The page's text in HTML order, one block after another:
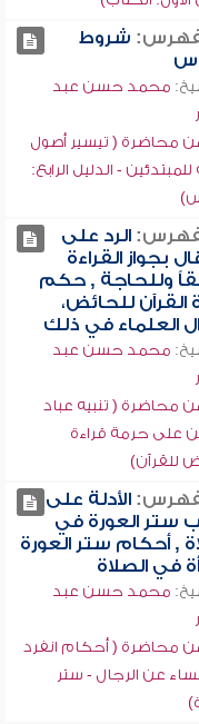
شروط
محمد حسن عبد
محاضرة ( تيسير أصول
- الدليل الرابع:
الرد على
بجواز القراءة
وللحاجة , حكم
القرآن للحائض،
العلماء في ذلك
محمد حسن عبد
محاضرة ( تنبيه عباد
على حرمة قراءة
للقرآن)
الأدلة على
ستر العورة في
, أحكام ستر العورة
في الصلاة
محمد حسن عبد
محاضرة ( أحكام انفرد
عن الرجال - ستر